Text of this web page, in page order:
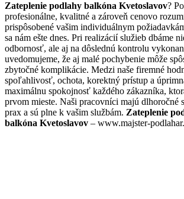
Zateplenie podlahy balkóna Kvetoslavov?
profesionálne, kvalitné a zároveň cenovo
prispôsobené vašim individuálnym
sa nám ešte dnes. Pri realizácií služieb dbáme
odbornosť, ale aj na dôslednú kontrolu
uvedomujeme, že aj malé pochybenie môže
zbytočné komplikácie. Medzi naše firemné
spoľahlivosť, ochota, korektný prístup a
maximálnu spokojnosť každého zákazníka,
prvom mieste. Naši pracovníci majú dlhoročné
prax a sú plne k vašim službám. Zateplenie
balkóna Kvetoslavov – www.majster-